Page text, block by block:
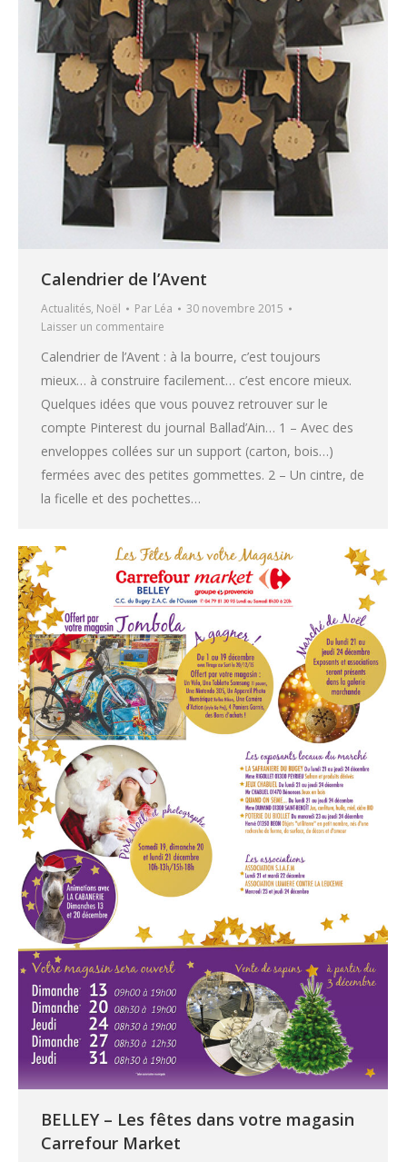
Calendrier de l’Avent
Actualités, Noël Par Léa
30 novembre 2015
Laisser un commentaire
Calendrier de l’Avent : à la bourre, c’est toujours
mieux… à construire facilement… c’est encore mieux.
Quelques idées que vous pouvez retrouver sur le
compte Pinterest du journal Ballad’Ain… 1 – Avec des
enveloppes collées sur un support (carton, bois…)
fermées avec des petites gommettes. 2 – Un cintre, de
la ficelle et des pochettes…
BELLEY – Les fêtes dans votre magasin
Carrefour Market